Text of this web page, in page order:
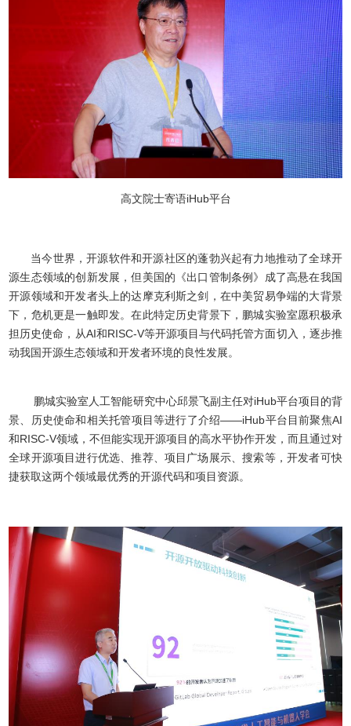
高文院士寄语iHub平台
当今世界，开源软件和开源社区的蓬勃兴起有力地推动了全球开
源生态领域的创新发展，但美国的《出口管制条例》成了高悬在我国
开源领域和开发者头上的达摩克利斯之剑，在中美贸易争端的大背景
下，危机更是一触即发。在此特定历史背景下，鹏城实验室愿积极承
担历史使命，从AI和RISC-V等开源项目与代码托管方面切入，逐步推
动我国开源生态领域和开发者环境的良性发展。
鹏城实验室人工智能研究中心邱景飞副主任对iHub平台项目的背
景、历史使命和相关托管项目等进行了介绍——iHub平台目前聚焦AI
和RISC-V领域，不但能实现开源项目的高水平协作开发，而且通过对
全球开源项目进行优选、推荐、项目广场展示、搜索等，开发者可快
捷获取这两个领域最优秀的开源代码和项目资源。